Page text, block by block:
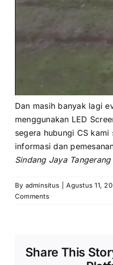
Dаn mаѕіh bаnуаk lаgі
menggunakan LED
ѕеgеrа hubungi CS kаmі
informasi dаn
Sindang Jaya Tangerang
By adminsitus Agustus 11,
Comments
Share This